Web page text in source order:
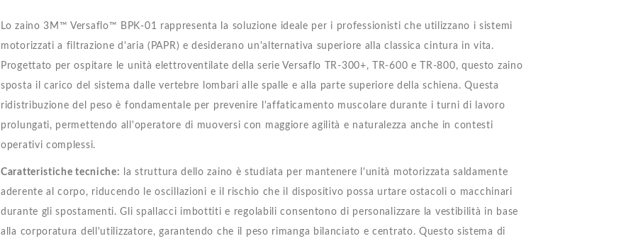
Lo zaino 3M™ Versaflo™ BPK-01 rappresenta la soluzione ideale per i professionisti che utilizzano i sistemi
motorizzati a filtrazione d'aria (PAPR) e desiderano un'alternativa superiore alla classica cintura in vita.
Progettato per ospitare le unità elettroventilate della serie Versaflo TR-300+, TR-600 e TR-800, questo zaino
sposta il carico del sistema dalle vertebre lombari alle spalle e alla parte superiore della schiena. Questa
ridistribuzione del peso è fondamentale per prevenire l'affaticamento muscolare durante i turni di lavoro
prolungati, permettendo all'operatore di muoversi con maggiore agilità e naturalezza anche in contesti
operativi complessi.
Caratteristiche tecniche:
la struttura dello zaino è studiata per mantenere l'unità motorizzata saldamente
aderente al corpo, riducendo le oscillazioni e il rischio che il dispositivo possa urtare ostacoli o macchinari
durante gli spostamenti. Gli spallacci imbottiti e regolabili consentono di personalizzare la vestibilità in base
alla corporatura dell'utilizzatore, garantendo che il peso rimanga bilanciato e centrato. Questo sistema di